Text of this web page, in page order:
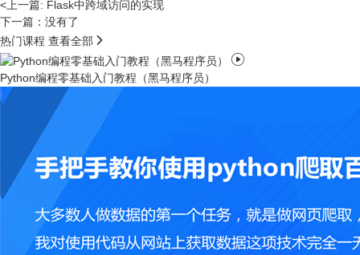
<上一篇: Flask中跨域访问的实现
下一篇：没有了
热门课程 查看全部 

Python编程零基础入门教程（黑马程序员）